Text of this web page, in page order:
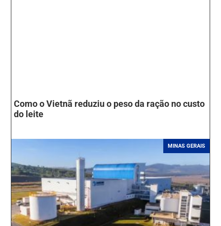
Como o Vietnã reduziu o peso da ração no custo
do leite
MINAS GERAIS